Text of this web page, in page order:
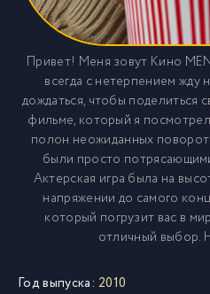
Привет! Меня зовут Кино
всегда с нетерпением жду
дождаться, чтобы
фильме, который я
полон неожиданных
были просто
Актерская игра была на
напряжении до самого
который погрузит вас в
отличный выбор.
Год выпуска: 2010